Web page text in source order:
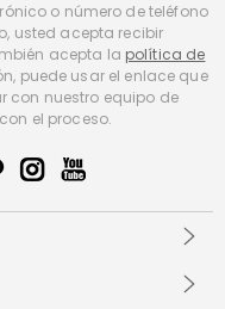
o número de teléfono
usted acepta recibir
acepta la política de
puede usar el enlace que
con nuestro equipo de
el proceso.